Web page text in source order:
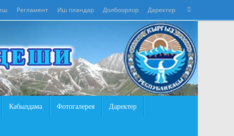
Регламент Иш пландар Долбоорлор Даректер Поиск
Кабылдама Фотогалерея Даректер